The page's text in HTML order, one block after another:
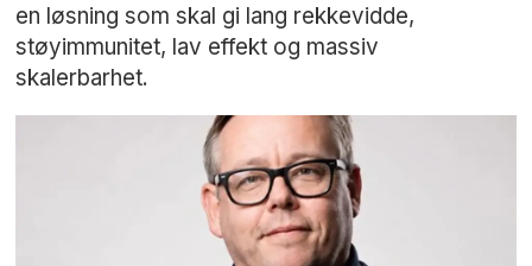
en løsning som skal gi lang rekkevidde,
støyimmunitet, lav effekt og massiv
skalerbarhet.